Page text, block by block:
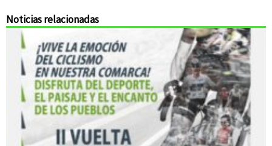
Noticias relacionadas